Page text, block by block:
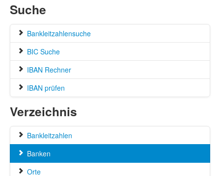
Suche
Bankleitzahlensuche
BIC Suche
IBAN Rechner
IBAN prüfen
Verzeichnis
Bankleitzahlen
Banken
Orte